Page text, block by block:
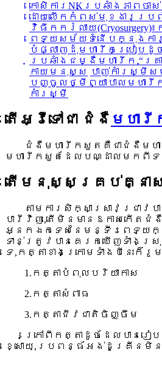
កោសិការNKប្រឆាំងភាព
ដោយលើកកំពស់មុខងារប្រ
វិធីកករំលាយ
ពេទ្យសម័យទំនើបក្នុងកា
បំផ្លាញដុំមហារីកប្រៀបដូ
ប្រឆាំងជម្ងឺមហារីក “គ្
កាយមនុស្ស
បាញ់កាំរស្មី
បញ្ចូលថ្មីព្យាបាលមហា
កាំរស្មី
តើអ្វីទៅជា ជំងឺ មហា
ជំងឺមហារីកសួតគឺជាជំងឺមហារី
មហារីកសួតដែលបណ្ដាលមកពីទងសួ
តើមនុស្សគ្រប់គ្នាសុ
តាមការសិក្សាស្រាវជ្រា
បារីវិញ,តើមិនមានឱកាសកើត
អ្នកឯកទេសនៃមន្ទីរពេទ្យក្
ទាន់ត្រូវបានគេរកឃើញទាំង
ទេ,កត្តាខាងក្រោមទាំងបីនេ
1.កត្តាបំពុលបរិយាកាស
2.កត្តាសំពាធ
3.កត្តាជីវជាតិចិញ្ចឹម
ក្រៅពីកត្តាដូចដែលបានរ
ខ្សោយ,ប្រពន្ធ័អង់ដូគ្រីនមិនម